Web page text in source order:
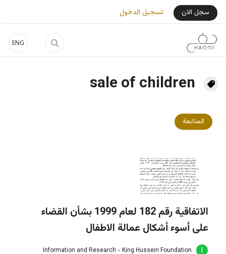
تجاوز إلى المحتوى الرئيسي
ENG
User Login Menu
سجل الان تسجيل الدخول
sale of children
المتابعة
الاتفاقية رقم 182 لعام 1999 بشأن القضاء
على أسوء أشكال عمالة الاطفال
Information and Research - King Hussein Foundation